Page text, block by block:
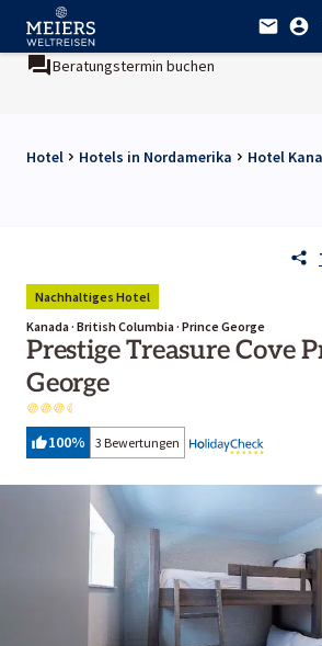
Beratungstermin buchen
Hotel Hotels in Nordamerika Hotel
Nachhaltiges Hotel
Kanada · British Columbia · Prince George
Prestige Treasure Cove
George
100% 3 Bewertungen